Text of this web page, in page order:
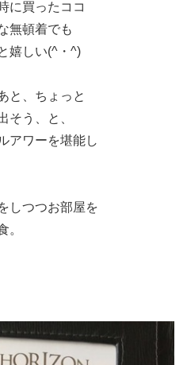
に買ったココ
無頓着でも
嬉しい(^・^)
と、ちょっと
そう、と、
アワーを堪能し
しつつお部屋を
。